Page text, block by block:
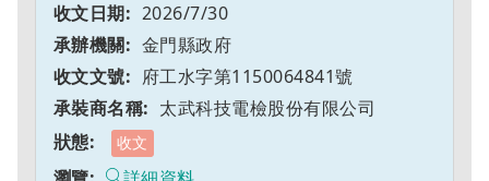
2026/7/30
金門縣政府
府工水字第1150064841號
太武科技電檢股份有限公司
收文